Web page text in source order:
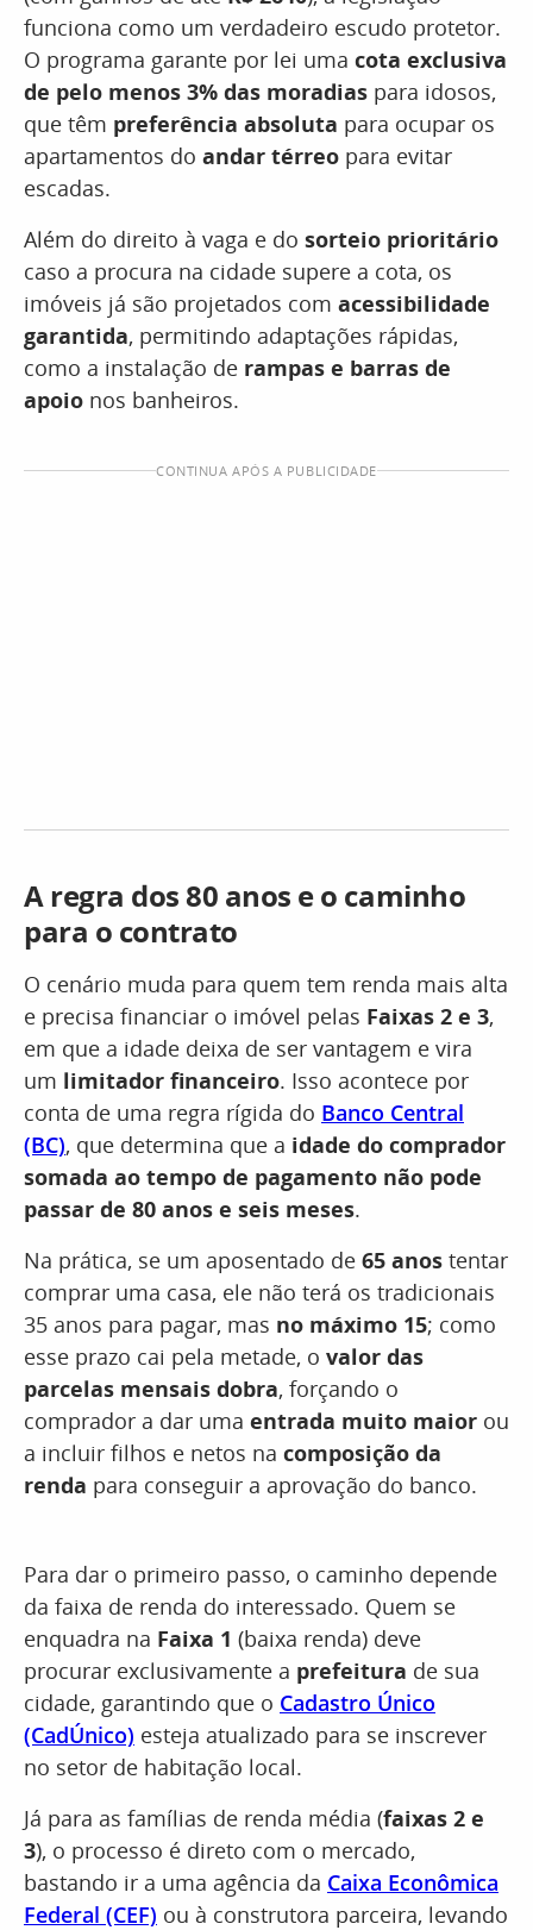
funciona como um verdadeiro escudo protetor.
O programa garante por lei uma cota exclusiva
de pelo menos 3% das moradias para idosos,
que têm preferência absoluta para ocupar os
apartamentos do andar térreo para evitar
escadas.
Além do direito à vaga e do sorteio prioritário
caso a procura na cidade supere a cota, os
imóveis já são projetados com acessibilidade
garantida, permitindo adaptações rápidas,
como a instalação de rampas e barras de
apoio nos banheiros.
CONTINUA APÓS A PUBLICIDADE
A regra dos 80 anos e o caminho
para o contrato
O cenário muda para quem tem renda mais alta
e precisa financiar o imóvel pelas Faixas 2 e 3,
em que a idade deixa de ser vantagem e vira
um limitador financeiro. Isso acontece por
conta de uma regra rígida do Banco Central
(BC), que determina que a idade do comprador
somada ao tempo de pagamento não pode
passar de 80 anos e seis meses.
Na prática, se um aposentado de 65 anos tentar
comprar uma casa, ele não terá os tradicionais
35 anos para pagar, mas no máximo 15; como
esse prazo cai pela metade, o valor das
parcelas mensais dobra, forçando o
comprador a dar uma entrada muito maior ou
a incluir filhos e netos na composição da
renda para conseguir a aprovação do banco.
Para dar o primeiro passo, o caminho depende
da faixa de renda do interessado. Quem se
enquadra na Faixa 1 (baixa renda) deve
procurar exclusivamente a prefeitura de sua
cidade, garantindo que o Cadastro Único
(CadÚnico) esteja atualizado para se inscrever
no setor de habitação local.
Já para as famílias de renda média (faixas 2 e
3), o processo é direto com o mercado,
bastando ir a uma agência da Caixa Econômica
Federal (CEF) ou à construtora parceira, levando